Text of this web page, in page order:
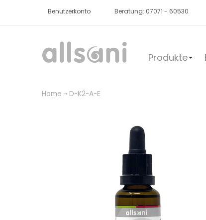
Benutzerkonto Beratung: 07071 - 60530
Produkte
Home D-K2-A-E